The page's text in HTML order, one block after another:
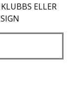
ELLER